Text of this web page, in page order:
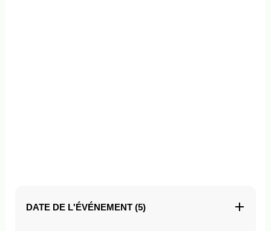
DATE DE L'ÉVÉNEMENT (5)